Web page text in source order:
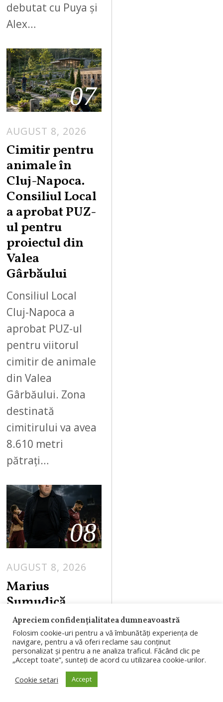
debutat cu Puya și
Alex…
07
AUGUST 8, 2026
Cimitir pentru
animale în
Cluj-Napoca.
Consiliul Local
a aprobat PUZ-
ul pentru
proiectul din
Valea
Gârbăului
Consiliul Local
Cluj-Napoca a
aprobat PUZ-ul
pentru viitorul
cimitir de animale
din Valea
Gârbăului. Zona
destinată
cimitirului va avea
8.610 metri
pătrați…
08
AUGUST 8, 2026
Marius
Șumudică,
favorit să
revină la CFR
Cluj. Cinci
jucători ar
putea pleca din
Apreciem confidențialitatea dumneavoastră
Folosim cookie-uri pentru a vă îmbunătăți experiența de
navigare, pentru a vă oferi reclame sau conținut
personalizat și pentru a ne analiza traficul. Făcând clic pe
„Accept toate”, sunteți de acord cu utilizarea cookie-urilor.
Cookie setari
Accept